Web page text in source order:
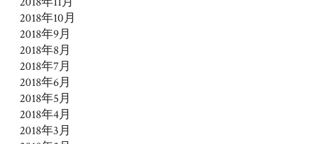
2018年10月
2018年9月
2018年8月
2018年7月
2018年6月
2018年5月
2018年4月
2018年3月